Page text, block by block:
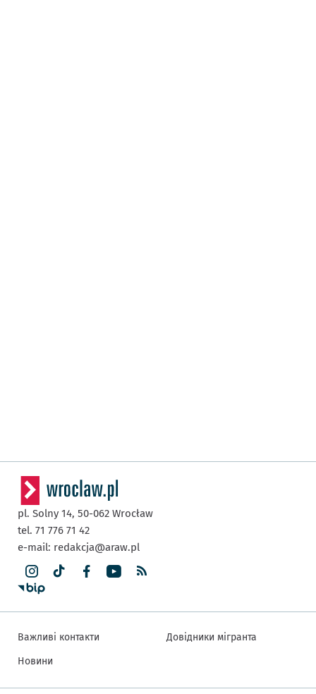
pl. Solny 14, 50-062 Wrocław
tel. 71 776 71 42
e-mail: redakcja@araw.pl
Важливі контакти
Новини
Довідники мігранта